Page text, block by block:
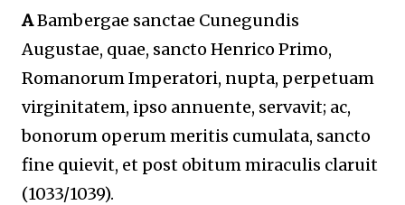
ABambergae sanctae Cunegundis
Augustae, quae, sancto Henrico Primo,
Romanorum Imperatori, nupta, perpetuam
virginitatem, ipso annuente, servavit; ac,
bonorum operum meritis cumulata, sancto
fine quievit, et post obitum miraculis claruit
(1033/1039).